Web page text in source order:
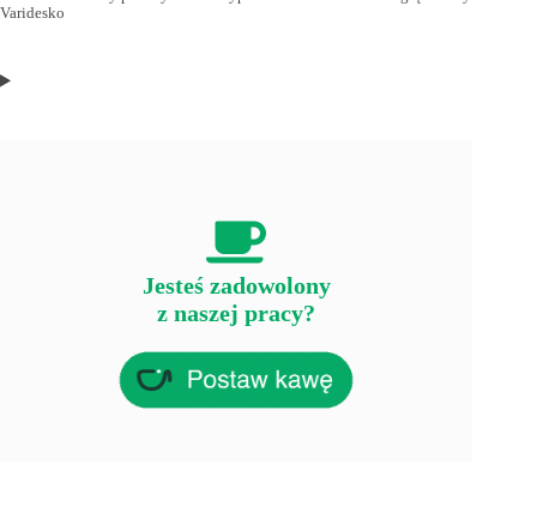
Varidesko
Jesteś zadowolony
z naszej pracy?